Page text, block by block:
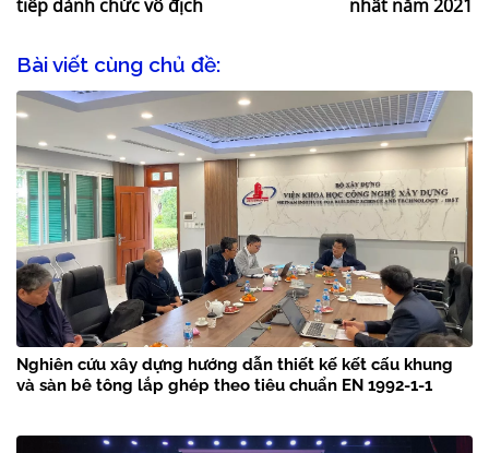
tiếp dành chức vô địch
nhất năm 2021
Bài viết cùng chủ đề:
Nghiên cứu xây dựng hướng dẫn thiết kế kết cấu khung
và sàn bê tông lắp ghép theo tiêu chuẩn EN 1992-1-1